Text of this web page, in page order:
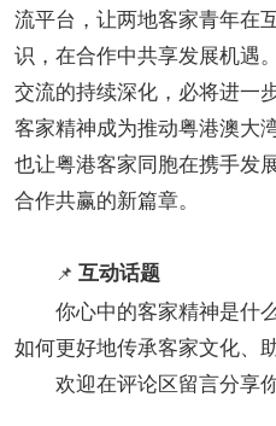
流平台，让两地客家青年在
识，在合作中共享发展机遇
交流的持续深化，必将进一
客家精神成为推动粤港澳大
也让粤港客家同胞在携手发
合作共赢的新篇章。
📌 互动话题
你心中的客家精神是什
如何更好地传承客家文化、
欢迎在评论区留言分享